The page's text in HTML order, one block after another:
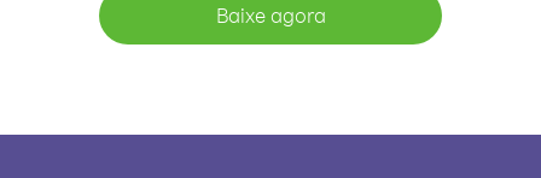
Baixe agora